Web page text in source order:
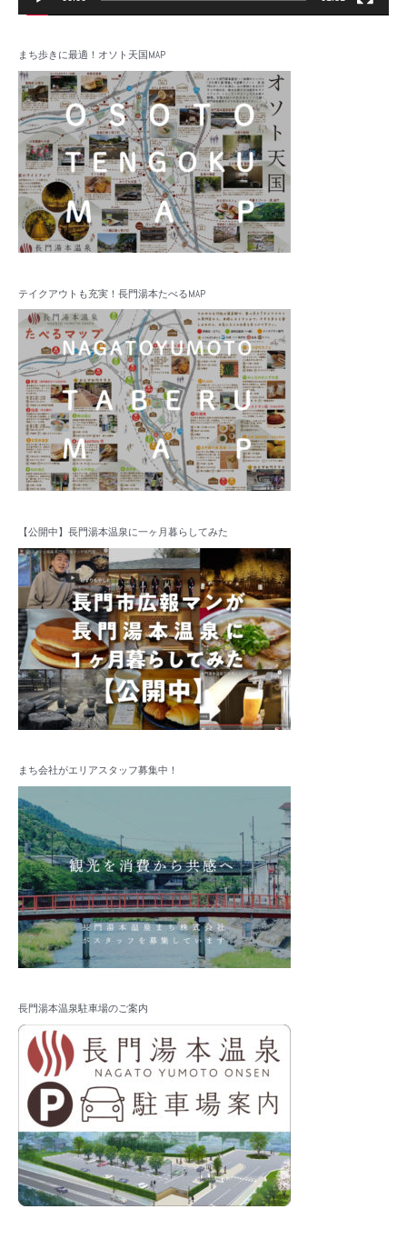
まち歩きに最適！オソト天国MAP
テイクアウトも充実！長門湯本たべるMAP
【公開中】長門湯本温泉に一ヶ月暮らしてみた
まち会社がエリアスタッフ募集中！
長門湯本温泉駐車場のご案内